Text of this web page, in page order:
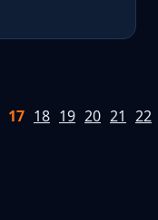
17 18 19 20 21 22